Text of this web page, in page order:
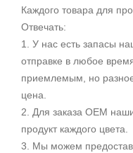
Каждого товара для
Отвечать:
1. У нас есть запасы
отправке в любое
приемлемым, но
цена.
2. Для заказа OEM
продукт каждого цвета.
3. Мы можем